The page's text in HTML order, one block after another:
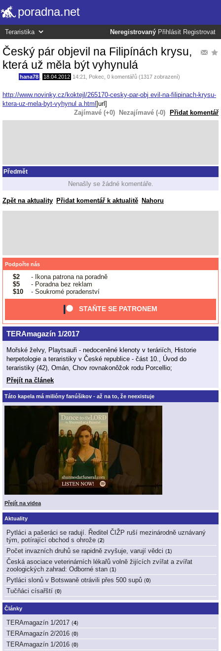
poradna.net
Neregistrovaný Přihlásit Registrovat
Český pár objevil na Filipínách krysu,
která už měla být vyhynulá
hana78 18.04.2012 14:21 Pokec , 0 komentářů (1317 zobrazení)
http://www.novinky.cz/koktejl/265170-cesky-par-obj evil-na-filipinach-krysu-
ktera-uz-mela-byt-vyhynul a.html ]url]
Zajímavé (+0)
Nezajímavé (-0) Přidat komentář
Předmět
Nenašly se žádné komentáře.
Zpět na aktuality Přidat komentář k aktualitě Nahoru
Podpořte nás
$2
- Ikona patrona na poradně
$5
- Poradna bez reklam
$10
- Soukromé poradenství
STAŇTE SE PATRONEM
TERAmagazín 1/2017
Mořské želvy, Playtsauři - nedoceněné klenoty v teráriích, Historie
herpetologie a teraristiky v České republice - část 10., Úvod do
teraristiky (42), Omán, Chov rovnakonôžok rodu Porcellio;
Přejít na článek
Táto kapela má milióny fanúšikov - až na to, že neexistuje
Přejít na videa
Aktuality
Pytláci a pašeráci se radují. Ředitel ČIŽP ruší mezinárodně uznávaný
tým, potírající obchod s ohrože (2)
Počet invazních druhů se rapidně zvyšuje, varují vědci (1)
Česká asociace veterinárních lékařů volně žijících zvířat a zvířat
zoologických zahrad: Odborné stan (1)
Pytláci slonů v Botswaně otrávili přes 500 supů (0)
Tučňáci císařští (0)
Články
TERAmagazín 1/2017 (4)
TERAmagazín 2/2016 (0)
TERAmagazín 1/2016 (0)